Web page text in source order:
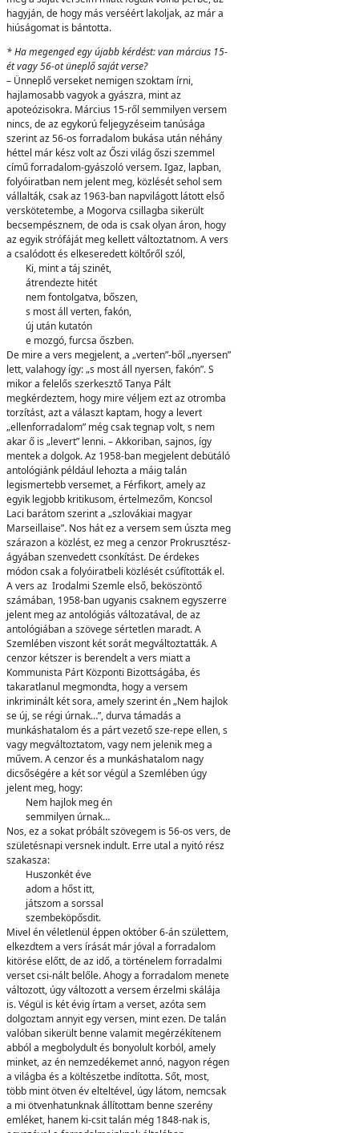
hagyján, de hogy más verséért lakoljak, az már a
hiúságomat is bántotta.
* Ha megenged egy újabb kérdést: van március 15-
ét vagy 56-ot üneplő saját verse?
– Ünneplő verseket nemigen szoktam írni,
hajlamosabb vagyok a gyászra, mint az
apoteózisokra. Március 15-ről semmilyen versem
nincs, de az egykorú feljegyzéseim tanúsága
szerint az 56-os forradalom bukása után néhány
héttel már kész volt az Őszi világ őszi szemmel
című forradalom-gyászoló versem. Igaz, lapban,
folyóiratban nem jelent meg, közlését sehol sem
vállalták, csak az 1963-ban napvilágott látott első
verskötetembe, a Mogorva csillagba sikerült
becsempésznem, de oda is csak olyan áron, hogy
az egyik strófáját meg kellett változtatnom. A vers
a csalódott és elkeseredett költőről szól,
Ki, mint a táj szinét,
átrendezte hitét
nem fontolgatva, bőszen,
s most áll verten, fakón,
új után kutatón
e mozgó, furcsa őszben.
De mire a vers megjelent, a „verten”-ből „nyersen”
lett, valahogy így: „s most áll nyersen, fakón”. S
mikor a felelős szerkesztő Tanya Pált
megkérdeztem, hogy mire véljem ezt az otromba
torzítást, azt a választ kaptam, hogy a levert
„ellenforradalom” még csak tegnap volt, s nem
akar ő is „levert” lenni. – Akkoriban, sajnos, így
mentek a dolgok. Az 1958-ban megjelent debütáló
antológiánk például lehozta a máig talán
legismertebb versemet, a Férfikort, amely az
egyik legjobb kritikusom, értelmezőm, Koncsol
Laci barátom szerint a „szlovákiai magyar
Marseillaise”. Nos hát ez a versem sem úszta meg
szárazon a közlést, ez meg a cenzor Prokrusztész-
ágyában szenvedett csonkítást. De érdekes
módon csak a folyóiratbeli közlését csúfították el.
A vers az Irodalmi Szemle első, beköszöntő
számában, 1958-ban ugyanis csaknem egyszerre
jelent meg az antológiás változatával, de az
antológiában a szövege sértetlen maradt. A
Szemlében viszont két sorát megváltoztatták. A
cenzor kétszer is berendelt a vers miatt a
Kommunista Párt Központi Bizottságába, és
takaratlanul megmondta, hogy a versem
inkriminált két sora, amely szerint én „Nem hajlok
se új, se régi úrnak…”, durva támadás a
munkáshatalom és a párt vezető sze-repe ellen, s
vagy megváltoztatom, vagy nem jelenik meg a
művem. A cenzor és a munkáshatalom nagy
dicsőségére a két sor végül a Szemlében úgy
jelent meg, hogy:
Nem hajlok meg én
semmilyen úrnak…
Nos, ez a sokat próbált szövegem is 56-os vers, de
születésnapi versnek indult. Erre utal a nyitó rész
szakasza:
Huszonkét éve
adom a hőst itt,
játszom a sorssal
szembeköpősdit.
Mivel én véletlenül éppen október 6-án születtem,
elkezdtem a vers írását már jóval a forradalom
kitörése előtt, de az idő, a történelem forradalmi
verset csi-nált belőle. Ahogy a forradalom menete
változott, úgy változott a versem érzelmi skálája
is. Végül is két évig írtam a verset, azóta sem
dolgoztam annyit egy versen, mint ezen. De talán
valóban sikerült benne valamit megérzékítenem
abból a megbolydult és bonyolult korból, amely
minket, az én nemzedékemet annó, nagyon régen
a világba és a költészetbe indította. Sőt, most,
több mint ötven év elteltével, úgy látom, nemcsak
a mi ötvenhatunknak állítottam benne szerény
emléket, hanem ki-csit talán még 1848-nak is,